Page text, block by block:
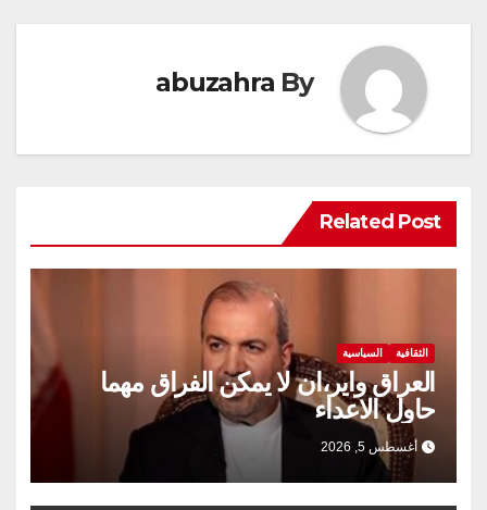
By
abuzahra
Related Post
الثقافية السياسية
العراق واير،ان لا يمكن الفراق مهما
حاول الاعداء
أغسطس 5, 2026